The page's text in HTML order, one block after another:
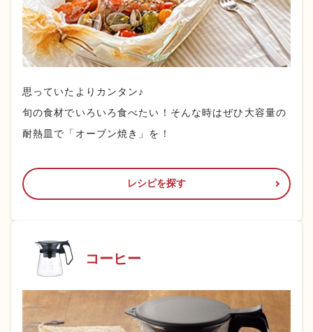
思っていたよりカンタン♪
旬の食材でいろいろ食べたい！そんな時はぜひ大容量の
耐熱皿で「オーブン焼き」を！
レシピを探す
コーヒー